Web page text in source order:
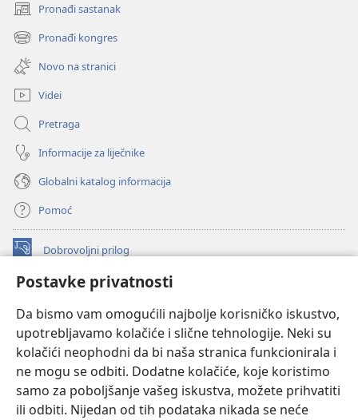
Postavke privatnosti
Da bismo vam omogućili najbolje korisničko iskustvo,
upotrebljavamo kolačiće i slične tehnologije. Neki su
kolačići neophodni da bi naša stranica funkcionirala i
ne mogu se odbiti. Dodatne kolačiće, koje koristimo
samo za poboljšanje vašeg iskustva, možete prihvatiti
ili odbiti. Nijedan od tih podataka nikada se neće
Pronađi sastanak
(otvara
se
novi
prozor)
Pronađi kongres
(otvara
se
novi
prozor)
Novo na stranici
Videi
Pretraga
Informacije za liječnike
Globalni katalog informacija
Pomoć
Dobrovoljni prilog
(otvara
novi
INTERNETSKA BIBLIOTEKA Watchtower
se
novi
prozor)
JW Hub
(otvara
se
novi
JW Library
Watchtower Library